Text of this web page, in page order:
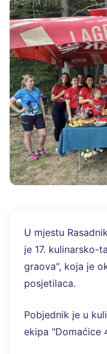
U mjestu
je 17. kulinarsko-
graova", koja je
posjetilaca.
Pobjednik je u
ekipa "Domaćice